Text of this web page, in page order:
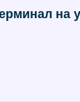
на